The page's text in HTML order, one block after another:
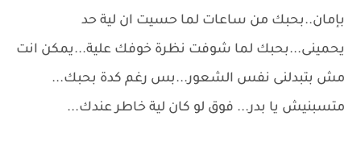
بإمان..بحبك من ساعات لما حسيت ان لية حد
يحمينى...بحبك لما شوفت نظرة خوفك علية...يمكن انت
مش بتبدلنى نفس الشعور...بس رغم كدة بحبك...
متسبنيش يا بدر... فوق لو كان لية خاطر عندك...